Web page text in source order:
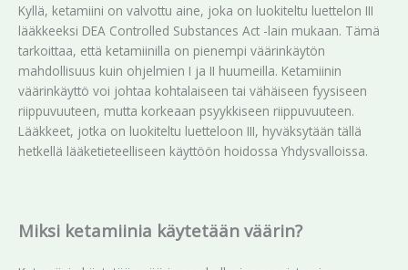
Kyllä, ketamiini on valvottu aine, joka on luokiteltu luettelon III
lääkkeeksi DEA Controlled Substances Act -lain mukaan. Tämä
tarkoittaa, että ketamiinilla on pienempi väärinkäytön
mahdollisuus kuin ohjelmien I ja II huumeilla. Ketamiinin
väärinkäyttö voi johtaa kohtalaiseen tai vähäiseen fyysiseen
riippuvuuteen, mutta korkeaan psyykkiseen riippuvuuteen.
Lääkkeet, jotka on luokiteltu luetteloon III, hyväksytään tällä
hetkellä lääketieteelliseen käyttöön hoidossa Yhdysvalloissa.
Miksi ketamiinia käytetään väärin?